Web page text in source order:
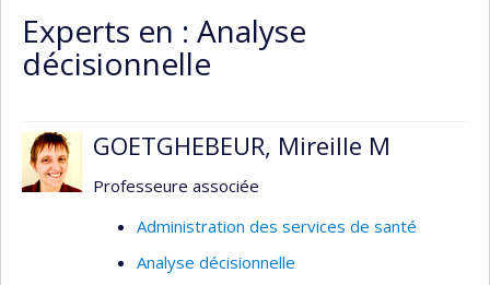
Experts en : Analyse
décisionnelle
GOETGHEBEUR, Mireille M
Professeure associée
Administration des services de santé
Analyse décisionnelle